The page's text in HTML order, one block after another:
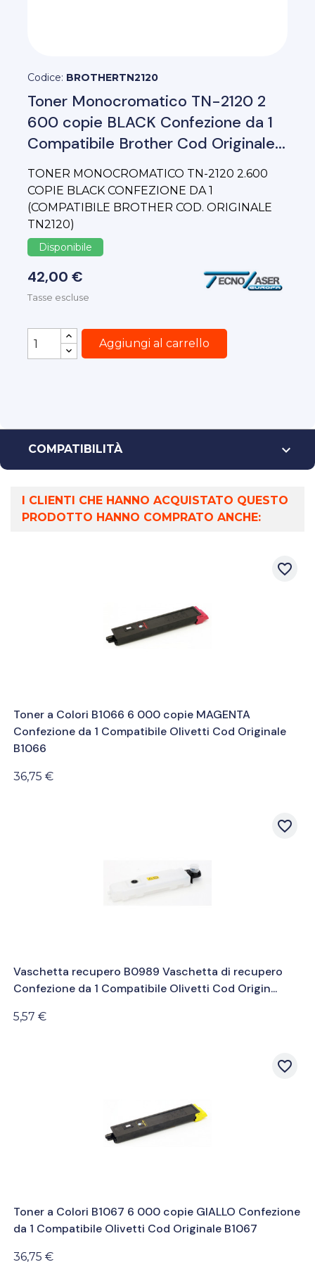
Codice: BROTHERTN2120
Toner Monocromatico TN-2120 2
600 copie BLACK Confezione da 1
Compatibile Brother Cod Originale...
TONER MONOCROMATICO TN-2120 2.600
COPIE BLACK CONFEZIONE DA 1
(COMPATIBILE BROTHER COD. ORIGINALE
TN2120)
Disponibile
42,00 €
Tasse escluse
Aggiungi al carrello
COMPATIBILITÀ 
I CLIENTI CHE HANNO ACQUISTATO QUESTO
PRODOTTO HANNO COMPRATO ANCHE:
favorite_border
Toner a Colori B1066 6 000 copie MAGENTA
Confezione da 1 Compatibile Olivetti Cod Originale
B1066
36,75 €
favorite_border
Vaschetta recupero B0989 Vaschetta di recupero
Confezione da 1 Compatibile Olivetti Cod Origin...
5,57 €
favorite_border
Toner a Colori B1067 6 000 copie GIALLO Confezione
da 1 Compatibile Olivetti Cod Originale B1067
36,75 €